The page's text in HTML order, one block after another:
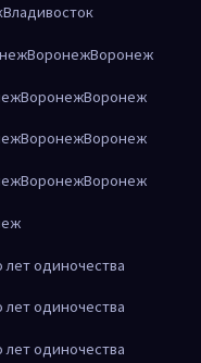
Владивосток
ВоронежВоронеж
ВоронежВоронеж
ВоронежВоронеж
ВоронежВоронеж
лет одиночества
лет одиночества
лет одиночества